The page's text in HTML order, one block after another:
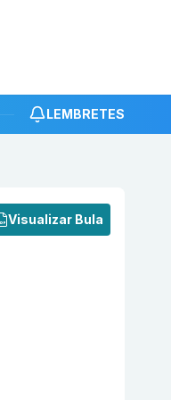
LEMBRETES
Visualizar Bula